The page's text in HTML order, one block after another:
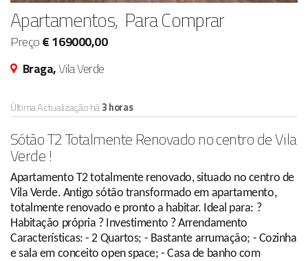
Apartamentos, Para Comprar
Preço€ 169000,00
Braga,Vila Verde
Última Actualização há3 horas
Sótão T2 Totalmente Renovado no centro de Vila
Verde !
Apartamento T2 totalmente renovado, situado no centro de
Vila Verde. Antigo sótão transformado em apartamento,
totalmente renovado e pronto a habitar. Ideal para: ?
Habitação própria ? Investimento ? Arrendamento
Características: - 2 Quartos; - Bastante arrumação; - Cozinha
e sala em conceito open space; - Casa de banho com